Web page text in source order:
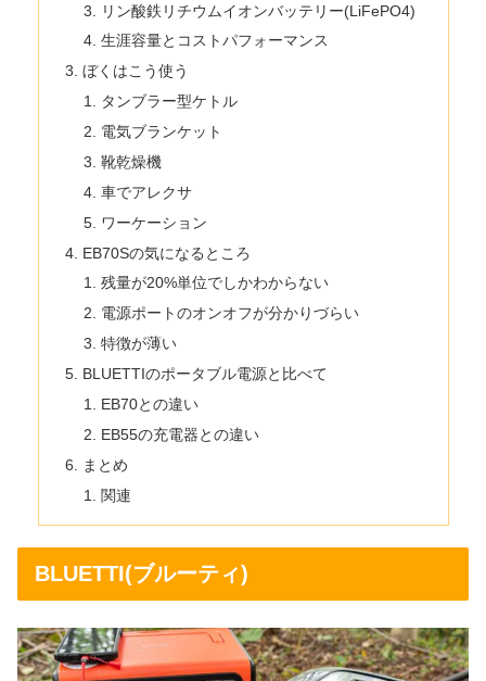
リン酸鉄リチウムイオンバッテリー(LiFePO4)
生涯容量とコストパフォーマンス
ぼくはこう使う
タンブラー型ケトル
電気ブランケット
靴乾燥機
車でアレクサ
ワーケーション
EB70Sの気になるところ
残量が20%単位でしかわからない
電源ポートのオンオフが分かりづらい
特徴が薄い
BLUETTIのポータブル電源と比べて
EB70との違い
EB55の充電器との違い
まとめ
関連
BLUETTI(ブルーティ)